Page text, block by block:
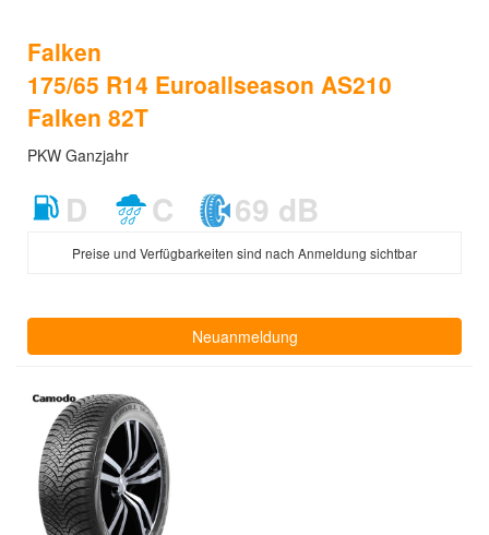
Falken
175/65 R14 Euroallseason AS210
Falken 82T
PKW Ganzjahr
D C 69 dB
Preise und Verfügbarkeiten sind nach Anmeldung sichtbar
Neuanmeldung